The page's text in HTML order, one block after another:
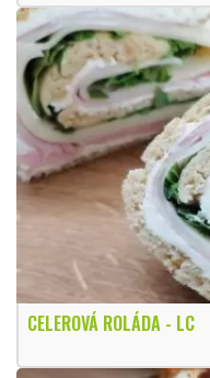
CELEROVÁ ROLÁDA - LC